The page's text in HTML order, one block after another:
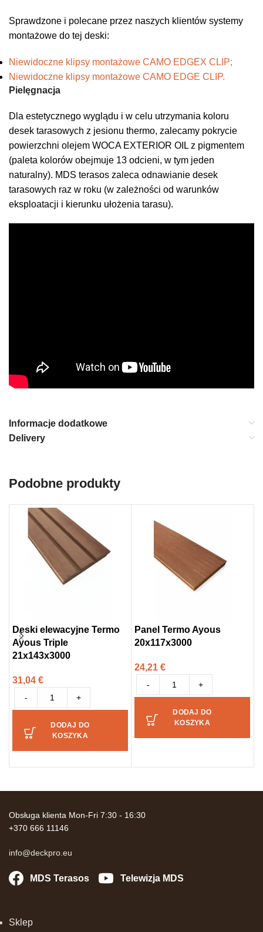
Sprawdzone i polecane przez naszych klientów systemy
montażowe do tej deski:
Niewidoczne klipsy montażowe CAMO EDGEX CLIP;
Niewidoczne klipsy montażowe CAMO EDGE CLIP.
Pielęgnacja
Dla estetycznego wyglądu i w celu utrzymania koloru
desek tarasowych z jesionu thermo, zalecamy pokrycie
powierzchni olejem WOCA EXTERIOR OIL z pigmentem
(paleta kolorów obejmuje 13 odcieni, w tym jeden
naturalny). MDS terasos zaleca odnawianie desek
tarasowych raz w roku (w zależności od warunków
eksploatacji i kierunku ułożenia tarasu).
Informacje dodatkowe
Delivery
Podobne produkty
Deski elewacyjne Termo
Ayous Triple
21x143x3000
31,04 €
- +
DODAJ DO
KOSZYKA
Panel Termo Ayous
20x117x3000
24,21 €
- +
DODAJ DO
KOSZYKA
Obsługa klienta Mon-Fri 7:30 - 16:30
+370 666 11146
info@deckpro.eu
MDS Terasos Telewizja MDS
Sklep